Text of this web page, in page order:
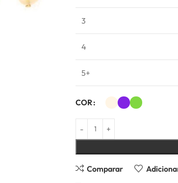
3
4
5+
COR
Comparar